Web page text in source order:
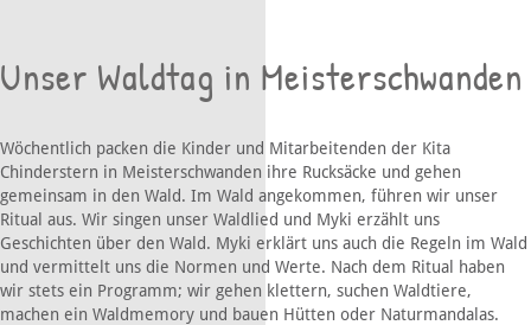
Unser Waldtag in Meisterschwanden
Wöchentlich packen die Kinder und Mitarbeitenden der Kita
Chinderstern in Meisterschwanden ihre Rucksäcke und gehen
gemeinsam in den Wald. Im Wald angekommen, führen wir unser
Ritual aus. Wir singen unser Waldlied und Myki erzählt uns
Geschichten über den Wald. Myki erklärt uns auch die Regeln im Wald
und vermittelt uns die Normen und Werte. Nach dem Ritual haben
wir stets ein Programm; wir gehen klettern, suchen Waldtiere,
machen ein Waldmemory und bauen Hütten oder Naturmandalas.